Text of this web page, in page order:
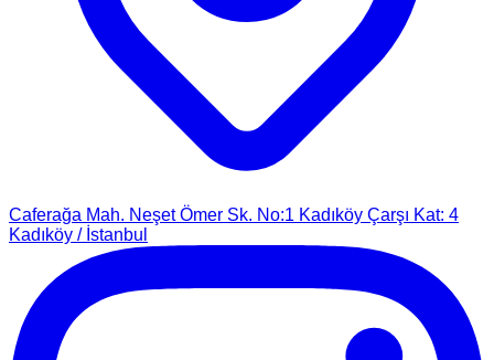
Caferağa Mah. Neşet Ömer Sk. No:1 Kadıköy Çarşı Kat: 4
Kadıköy / İstanbul